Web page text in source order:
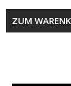
ZUM